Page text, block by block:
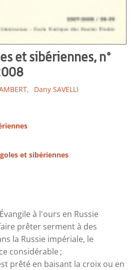
et sibériennes, n°
Dany SAVELLI
et sibériennes
à l'ours en Russie
prêter serment à des
la Russie impériale, le
considérable ;
prêté en baisant la croix ou en